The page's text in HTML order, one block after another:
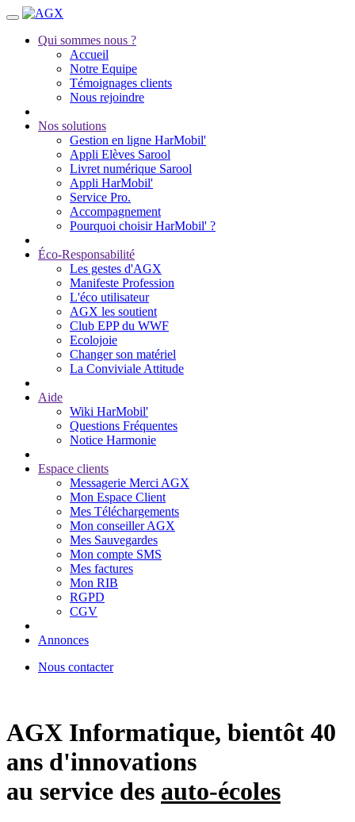
Qui sommes nous ?
Accueil
Notre Equipe
Témoignages clients
Nous rejoindre
Nos solutions
Gestion en ligne HarMobil'
Appli Elèves Sarool
Livret numérique Sarool
Appli HarMobil'
Service Pro.
Accompagnement
Pourquoi choisir HarMobil' ?
Éco-Responsabilité
Les gestes d'AGX
Manifeste Profession
L'éco utilisateur
AGX les soutient
Club EPP du WWF
Ecolojoie
Changer son matériel
La Conviviale Attitude
Aide
Wiki HarMobil'
Questions Fréquentes
Notice Harmonie
Espace clients
Messagerie Merci AGX
Mon Espace Client
Mes Téléchargements
Mon conseiller AGX
Mes Sauvegardes
Mon compte SMS
Mes factures
Mon RIB
RGPD
CGV
Annonces
Nous contacter
AGX Informatique, bientôt 40
ans d'innovations
au service des auto-écoles